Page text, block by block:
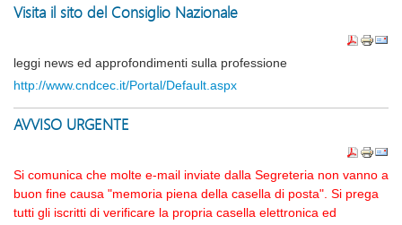
Visita il sito del Consiglio Nazionale
leggi news ed approfondimenti sulla professione
http://www.cndcec.it/Portal/Default.aspx
AVVISO URGENTE
Si comunica che molte e-mail inviate dalla Segreteria non vanno a
buon fine causa "memoria piena della casella di posta". Si prega
tutti gli iscritti di verificare la propria casella elettronica ed